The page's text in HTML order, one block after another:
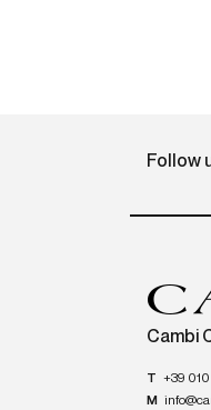
Follow
Cambi
T +39
M